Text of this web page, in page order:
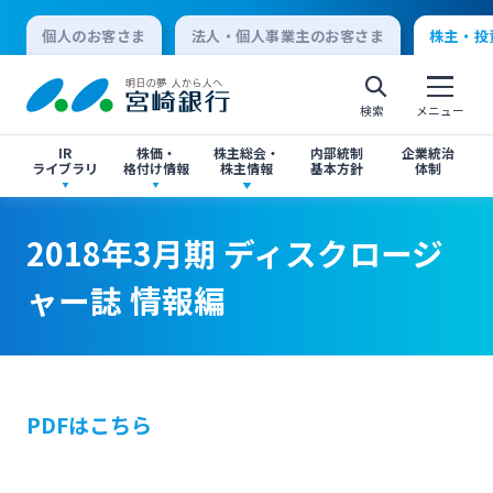
個人のお客さま 法人・個人事業主のお客さま 株主・
検索 メニュー
IR
ライブラリ
株価・
格付け情報
株主総会・
株主情報
内部統制
基本方針
企業統治
体制
決算短信
有価証券報告書・四半期報告書
株価情報
格付け情報
株主総会のご案内
中間配当のご案内
2018年3月期 ディスクロージャー誌 情報編
2018年3月期 ディスクロージャー誌 情報編
個人向けインターネットバンキング
ログオン
法人向けインターネットバンキング
2018年3月期 ディスクロージ
ャー誌 情報編
PDFはこちら